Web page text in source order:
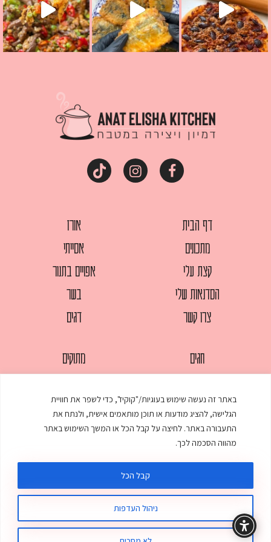
באתר זה נעשה שימוש בעוגיות/"קוקיז", כדי לשפר את חוויית
הגלישה, להציג מודעות או תוכן מותאמים אישית, ולנתח את
התעבורה באתר. לחיצה על קבל הכל או המשך השימוש באתר
מהווה הסכמה לכך.
ניהול העדפות
קבל הכל
דף הבית
מתכונים
קצת עלי
הסדנאות שלי
צרו קשר
אורז
אסייתי
אפויים בתנור
בשר
דגים
חגים
מאפים
ממולאים
מרקים
מתוקים
עוגות
עוף
© כל הזכויות שמורות לענת אלישע | עיצוב ובניית אתר
תקנון האתר מדיניות פרטיות